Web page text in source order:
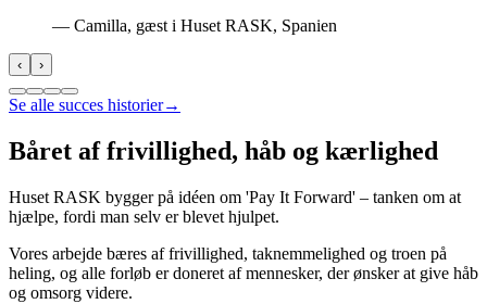
— Camilla, gæst i Huset RASK, Spanien
‹ ›
Se alle succes historier→
Båret af frivillighed, håb og kærlighed
Huset RASK bygger på idéen om 'Pay It Forward' – tanken om at
hjælpe, fordi man selv er blevet hjulpet.
Vores arbejde bæres af frivillighed, taknemmelighed og troen på
heling, og alle forløb er doneret af mennesker, der ønsker at give håb
og omsorg videre.